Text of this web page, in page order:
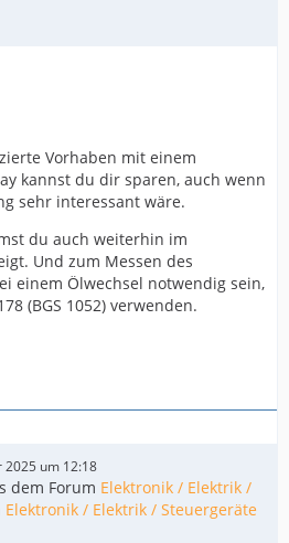
Vorhaben mit einem
kannst du dir sparen, auch wenn
sehr interessant wäre.
du auch weiterhin im
Und zum Messen des
einem Ölwechsel notwendig sein,
(BGS 1052) verwenden.
2025 um 12:18
dem Forum Elektronik / Elektrik /
Elektronik / Elektrik / Steuergeräte